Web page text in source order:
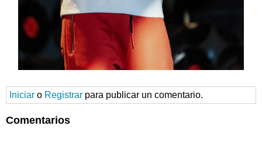
Iniciar o Registrar para publicar un comentario.
Comentarios